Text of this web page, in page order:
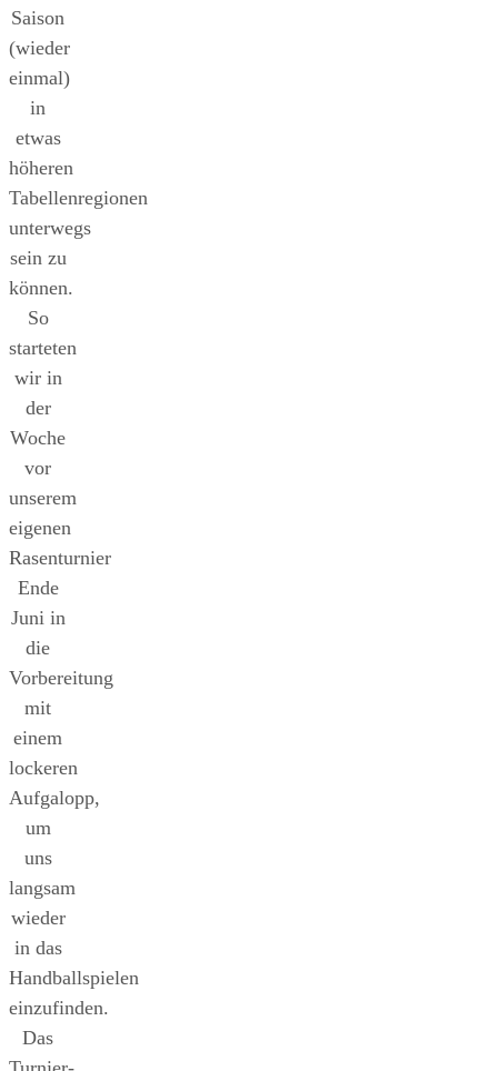
Saison
(wieder
einmal)
in
etwas
höheren
Tabellenregionen
unterwegs
sein zu
können.
So
starteten
wir in
der
Woche
vor
unserem
eigenen
Rasenturnier
Ende
Juni in
die
Vorbereitung
mit
einem
lockeren
Aufgalopp,
um
uns
langsam
wieder
in das
Handballspielen
einzufinden.
Das